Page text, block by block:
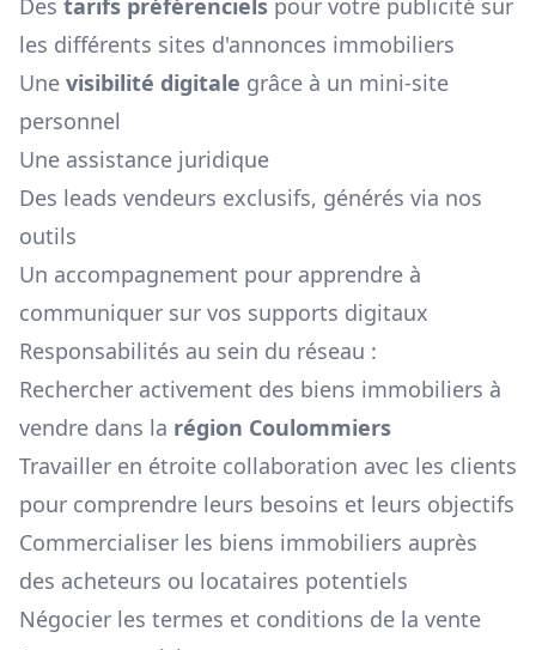
Des tarifs préférenciels pour votre publicité sur
les différents sites d'annonces immobiliers
Une visibilité digitale grâce à un mini-site
personnel
Une assistance juridique
Des leads vendeurs exclusifs, générés via nos
outils
Un accompagnement pour apprendre à
communiquer sur vos supports digitaux
Responsabilités au sein du réseau :
Rechercher activement des biens immobiliers à
vendre dans la région Coulommiers
Travailler en étroite collaboration avec les clients
pour comprendre leurs besoins et leurs objectifs
Commercialiser les biens immobiliers auprès
des acheteurs ou locataires potentiels
Négocier les termes et conditions de la vente